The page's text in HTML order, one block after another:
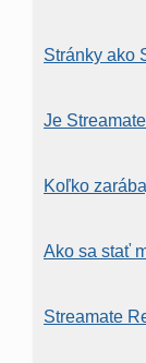
Stránky ako
Je
Koľko
Ako sa stať
Streamate